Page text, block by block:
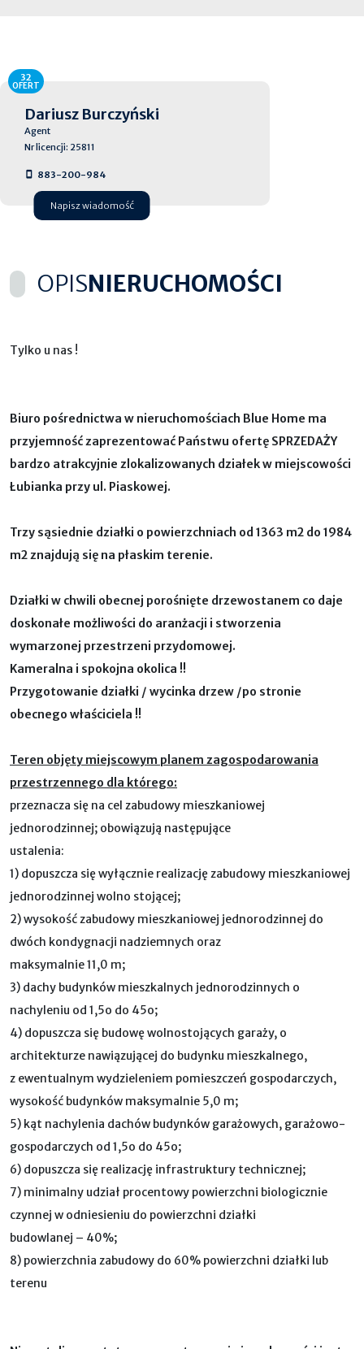
Dariusz Burczyński
Agent
Nr licencji: 25811
883-200-984
Napisz wiadomość
32
OFERT
OPISNIERUCHOMOŚCI
Tylko u nas !
Biuro pośrednictwa w nieruchomościach Blue Home ma
przyjemność zaprezentować Państwu ofertę SPRZEDAŻY
bardzo atrakcyjnie zlokalizowanych działekw miejscowości
Łubianka przy ul. Piaskowej.
Trzy sąsiednie działki o powierzchniach od 1363 m2 do 1984
m2 znajdują się na płaskim terenie.
Działki w chwili obecnej porośnięte drzewostanem co daje
doskonałe możliwości do aranżacji i stworzenia
wymarzonej przestrzeni przydomowej.
Kameralna i spokojna okolica !!
Przygotowanie działki / wycinka drzew /po stronie
obecnego właściciela !!
Teren objęty miejscowym planem zagospodarowania
przestrzennego dla którego:
przeznacza się na cel zabudowy mieszkaniowej
jednorodzinnej; obowiązują następujące
ustalenia:
1) dopuszcza się wyłącznie realizację zabudowy mieszkaniowej
jednorodzinnej wolno stojącej;
2) wysokość zabudowy mieszkaniowej jednorodzinnej do
dwóch kondygnacji nadziemnych oraz
maksymalnie 11,0 m;
3) dachy budynków mieszkalnych jednorodzinnych o
nachyleniu od 1,5o do 45o;
4) dopuszcza się budowę wolnostojących garaży, o
architekturze nawiązującej do budynku mieszkalnego,
z ewentualnym wydzieleniem pomieszczeń gospodarczych,
wysokość budynków maksymalnie 5,0 m;
5) kąt nachylenia dachów budynków garażowych, garażowo-
gospodarczych od 1,5o do 45o;
6) dopuszcza się realizację infrastruktury technicznej;
7) minimalny udział procentowy powierzchni biologicznie
czynnej w odniesieniu do powierzchni działki
budowlanej – 40%;
8) powierzchnia zabudowy do 60% powierzchni działki lub
terenu